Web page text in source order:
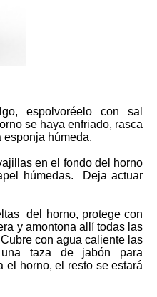
espolvoréelo con sal
se haya enfriado, rasca
esponja húmeda.
en el fondo del horno
húmedas. Deja actuar
del horno, protege con
y amontona allí todas las
con agua caliente las
taza de jabón para
el horno, el resto se estará